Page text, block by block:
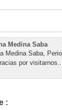
Medina Saba
Medina Saba,
por
: